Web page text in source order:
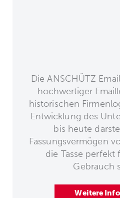
Die ANSCHÜTZ
hochwertiger
historischen
Entwicklung des
bis heute
Fassungsvermögen
die Tasse
Gebrauch
Weitere